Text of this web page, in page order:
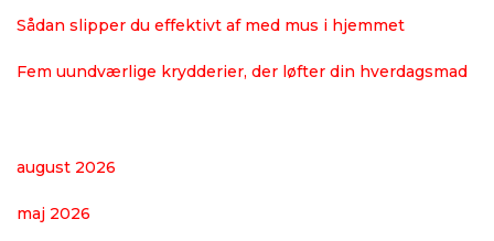
Sådan slipper du effektivt af med mus i hjemmet
Fem uundværlige krydderier, der løfter din hverdagsmad
august 2026
maj 2026